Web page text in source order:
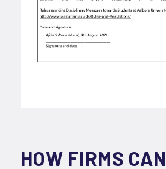
HOW FIRMS CAN